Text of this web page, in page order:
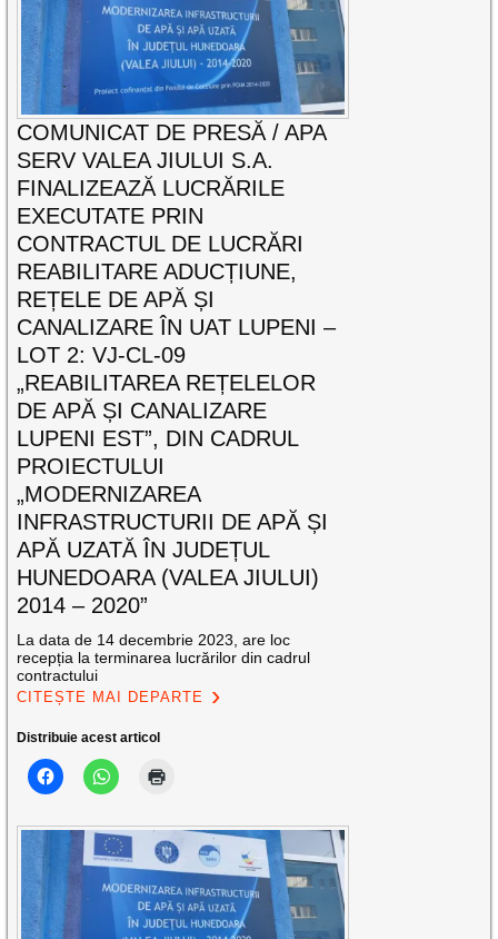
COMUNICAT DE PRESĂ / APA
SERV VALEA JIULUI S.A.
FINALIZEAZĂ LUCRĂRILE
EXECUTATE PRIN
CONTRACTUL DE LUCRĂRI
REABILITARE ADUCȚIUNE,
REȚELE DE APĂ ȘI
CANALIZARE ÎN UAT LUPENI –
LOT 2: VJ-CL-09
„REABILITAREA REȚELELOR
DE APĂ ȘI CANALIZARE
LUPENI EST”, DIN CADRUL
PROIECTULUI
„MODERNIZAREA
INFRASTRUCTURII DE APĂ ȘI
APĂ UZATĂ ÎN JUDEȚUL
HUNEDOARA (VALEA JIULUI)
2014 – 2020”
La data de 14 decembrie 2023, are loc
recepția la terminarea lucrărilor din cadrul
contractului
CITEȘTE MAI DEPARTE
Distribuie acest articol